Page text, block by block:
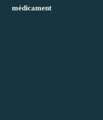
médicament